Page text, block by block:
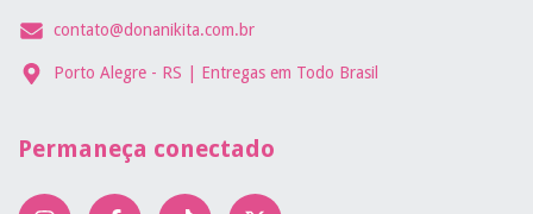
contato@donanikita.com.br
Porto Alegre - RS | Entregas em Todo Brasil
Permaneça conectado